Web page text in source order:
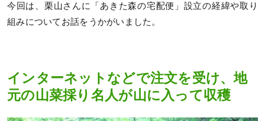
今回は、栗山さんに「あきた森の宅配便」設立の経緯や取り
組みについてお話をうかがいました。
インターネットなどで注文を受け、地
元の山菜採り名人が山に入って収穫